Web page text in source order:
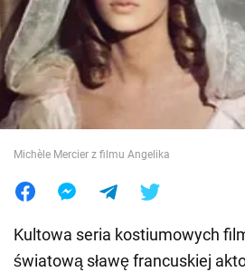
Wojna na Ukrainie
Świat
Jedzenie
Michèle Mercier z filmu Angelika
Kultowa seria kostiumowych
światową sławę francuskiej